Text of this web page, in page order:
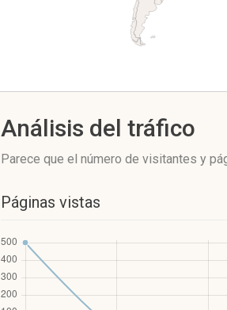
Análisis del tráfico
Parece que el número de visitantes y
Páginas vistas